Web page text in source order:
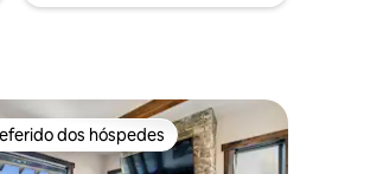
os melhores preferidos dos hóspedes
dos hóspedes